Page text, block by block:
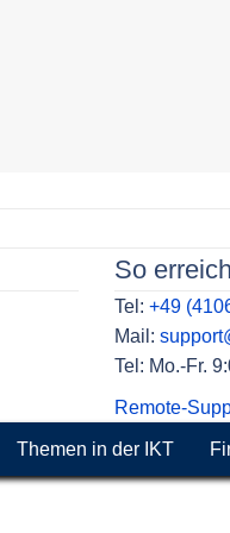
So
Tel: +49
Mail:
Tel: Mo.-Fr.
Remote-
Themen in der IKT